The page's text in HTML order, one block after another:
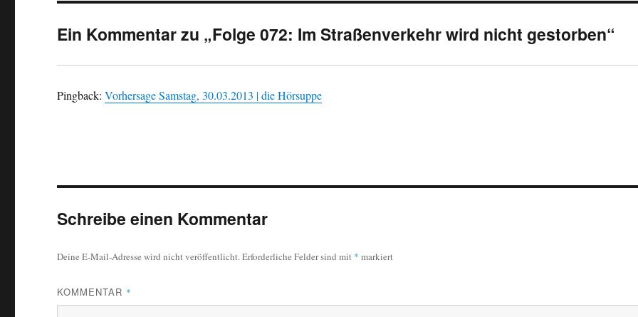
Ein Kommentar zu „Folge 072: Im Straßenverkehr wird nicht gestorben“
Pingback:Vorhersage Samstag, 30.03.2013 | die Hörsuppe
Schreibe einen Kommentar
Deine E-Mail-Adresse wird nicht veröffentlicht.Erforderliche Felder sind mit * markiert
KOMMENTAR *